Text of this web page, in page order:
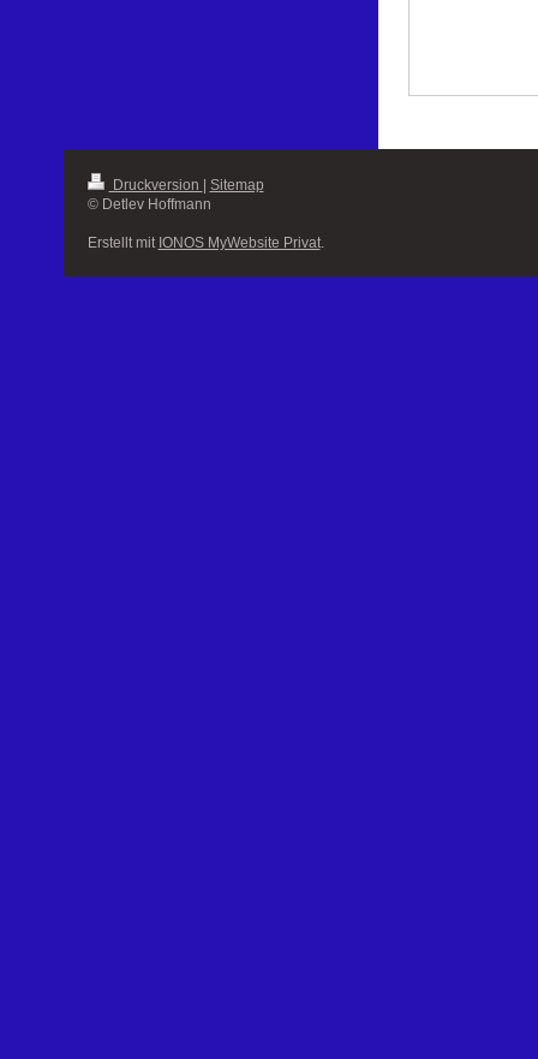
Druckversion | Sitemap
© Detlev Hoffmann
Erstellt mit IONOS MyWebsite Privat.